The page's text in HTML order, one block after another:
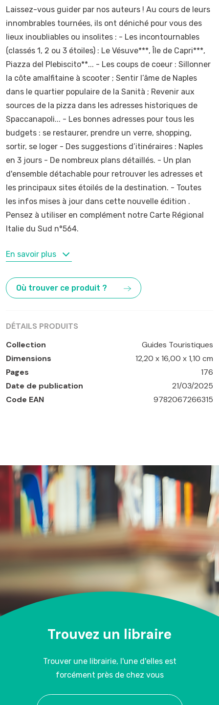
Laissez-vous guider par nos auteurs ! Au cours de leurs
innombrables tournées, ils ont déniché pour vous des
lieux inoubliables ou insolites : - Les incontournables
(classés 1, 2 ou 3 étoiles) : Le Vésuve***, Île de Capri***,
Piazza del Plebiscito**... - Les coups de coeur : Sillonner
la côte amalfitaine à scooter ; Sentir l’âme de Naples
dans le quartier populaire de la Sanità ; Revenir aux
sources de la pizza dans les adresses historiques de
Spaccanapoli... - Les bonnes adresses pour tous les
budgets : se restaurer, prendre un verre, shopping,
sortir, se loger - Des suggestions d’itinéraires : Naples
en 3 jours - De nombreux plans détaillés. - Un plan
d'ensemble détachable pour retrouver les adresses et
les principaux sites étoilés de la destination. - Toutes
les infos mises à jour dans cette nouvelle édition .
Pensez à utiliser en complément notre Carte Régional
Italie du Sud n°564.
MOTS-CLÉS
Pompéi
En savoir plus
Où trouver ce produit ?
DÉTAILS PRODUITS
Collection
Guides Touristiques
Dimensions
12,20 x 16,00 x 1,10 cm
Pages
176
Date de publication
21/03/2025
Code EAN
9782067266315
Trouvez un libraire
Trouver une librairie, l'une d'elles est
forcément près de chez vous